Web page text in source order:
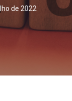
de 2022